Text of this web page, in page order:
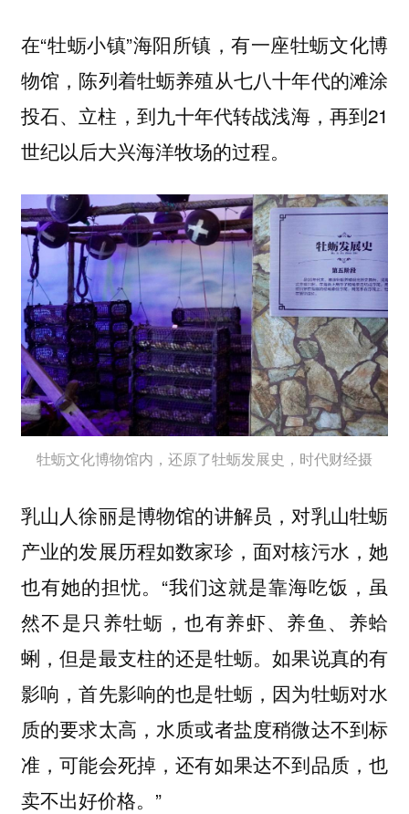
在“牡蛎小镇”海阳所镇，有一座牡蛎文化博
物馆，陈列着牡蛎养殖从七八十年代的滩涂
投石、立柱，到九十年代转战浅海，再到21
世纪以后大兴海洋牧场的过程。
牡蛎文化博物馆内，还原了牡蛎发展史，时代财经摄
乳山人徐丽是博物馆的讲解员，对乳山牡蛎
产业的发展历程如数家珍，面对核污水，她
也有她的担忧。“我们这就是靠海吃饭，虽
然不是只养牡蛎，也有养虾、养鱼、养蛤
蜊，但是最支柱的还是牡蛎。如果说真的有
影响，首先影响的也是牡蛎，因为牡蛎对水
质的要求太高，水质或者盐度稍微达不到标
准，可能会死掉，还有如果达不到品质，也
卖不出好价格。”